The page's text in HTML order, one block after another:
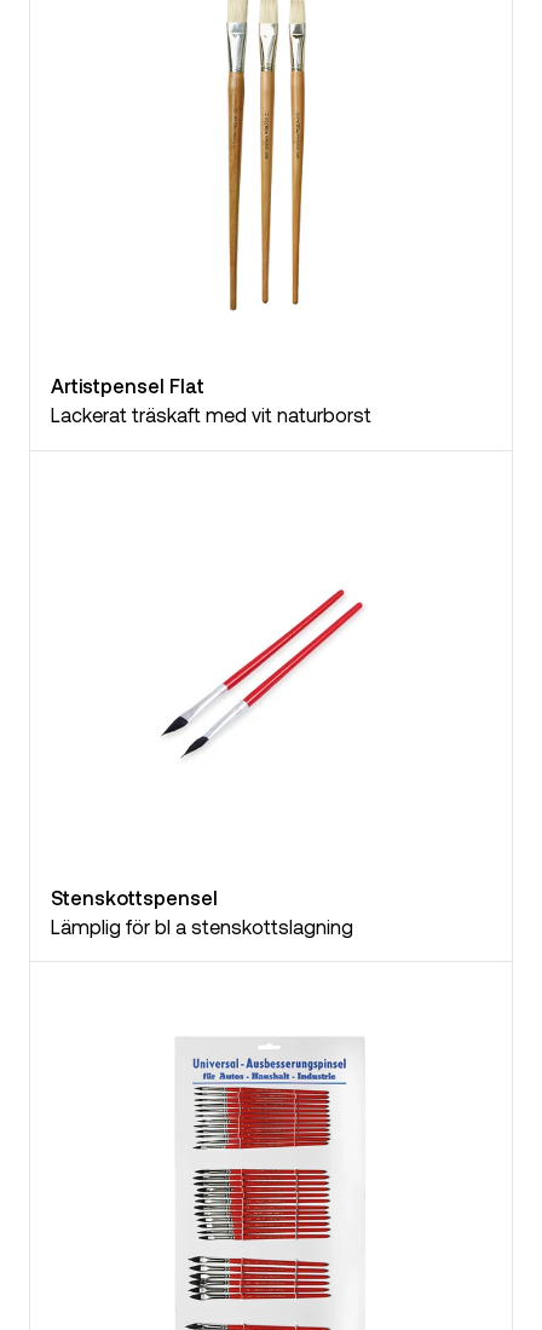
Artistpensel Flat
Lackerat träskaft med vit naturborst
Stenskottspensel
Lämplig för bl a stenskottslagning